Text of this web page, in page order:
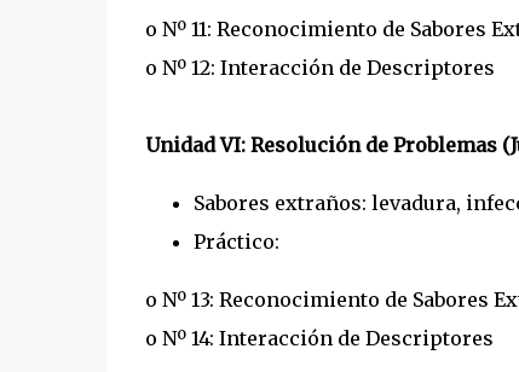
o Nº 11: Reconocimiento de Sabores
o Nº 12: Interacción de Descriptores
Unidad VI: Resolución de Problemas
Sabores extraños: levadura,
Práctico:
o Nº 13: Reconocimiento de Sabores
o Nº 14: Interacción de Descriptores